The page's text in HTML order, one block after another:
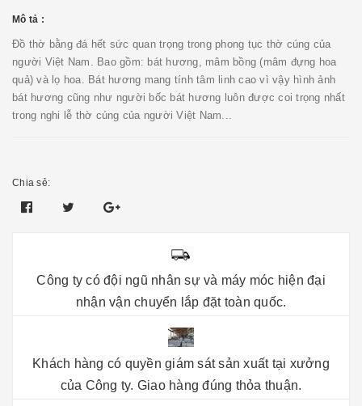
Mô tả :
Đồ thờ bằng đá hết sức quan trọng trong phong tục thờ cúng của
người Việt Nam. Bao gồm: bát hương, mâm bồng (mâm đựng hoa
quả) và lọ hoa. Bát hương mang tính tâm linh cao vì vậy hình ảnh
bát hương cũng như người bốc bát hương luôn được coi trọng nhất
trong nghi lễ thờ cúng của người Việt Nam...
Chia sẻ:
Công ty có đội ngũ nhân sự và máy móc hiện đại
nhận vận chuyển lắp đặt toàn quốc.
Khách hàng có quyền giám sát sản xuất tại xưởng
của Công ty. Giao hàng đúng thỏa thuận.